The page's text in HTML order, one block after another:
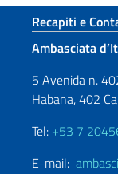
Recapiti e
Ambasciata
5 Avenida n.
Habana, 402
Tel: +53 7
E-mail: